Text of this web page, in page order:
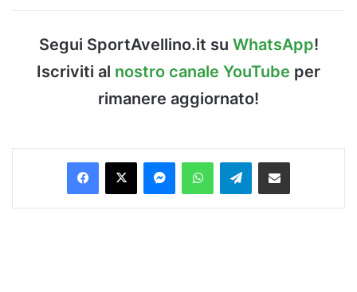
Segui SportAvellino.it su WhatsApp!
Iscriviti al nostro canale YouTube per
rimanere aggiornato!
Facebook
X MessengerWhatsAppTelegramCondividi via Email